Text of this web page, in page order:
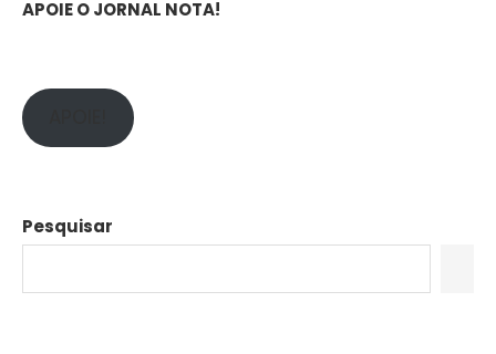
APOIE O JORNAL NOTA!
Pesquisar